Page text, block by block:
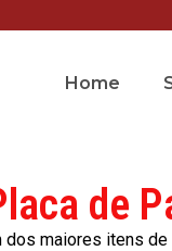
Home
de
dos maiores itens